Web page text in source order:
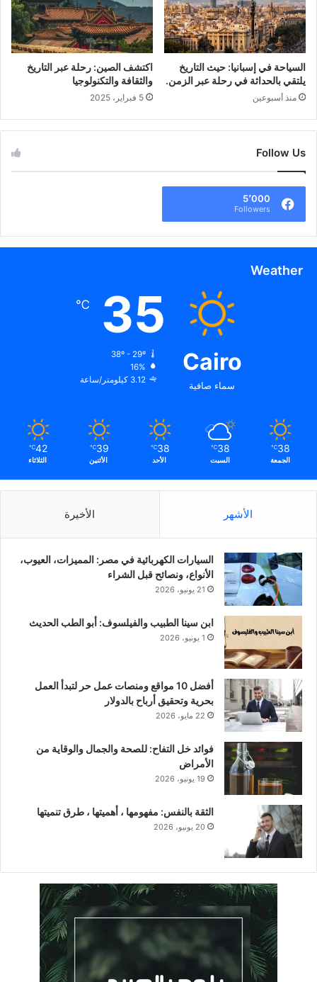
السياحة في إسبانيا: حيث التاريخ
يلتقي بالحداثة في رحلة عبر الزمن.
منذ أسبوعين
اكتشف الصين: رحلة عبر التاريخ
والثقافة والتكنولوجيا
5 فبراير، 2025
Follow Us
5٬000
Followers
Weather
Cairo
سماء صافية
35
℃
38º - 29º
16%
3.12 كيلومتر/ساعة
38
℃
الجمعة
38
℃
السبت
38
℃
الأحد
39
℃
الأثنين
42
℃
الثلاثاء
الأشهر الأخيرة
السيارات الكهربائية في مصر: المميزات، العيوب،
الأنواع، ونصائح قبل الشراء
21 يونيو، 2026
ابن سينا الطبيب والفيلسوف: أبو الطب الحديث
1 يونيو، 2026
أفضل 10 مواقع ومنصات عمل حر لتبدأ العمل
بحرية وتحقيق أرباح بالدولار
22 مايو، 2026
فوائد خل التفاح: للصحة والجمال والوقاية من
الأمراض
19 يونيو، 2026
الثقة بالنفس: مفهومها ، أهميتها ، طرق تنميتها
20 يونيو، 2026